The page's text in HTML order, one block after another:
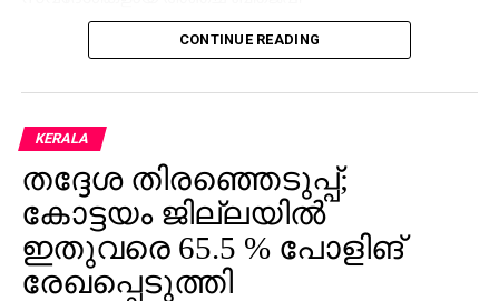
പ്രവര്‍ത്തകരെയാണ് പാലക്കാട് ടൗണ്‍ നോര്‍ത്ത്
പൊലീസ് കസ്റ്റഡിയിലെടുത്തത്. ഇന്ന് പുലര്‍ച്ചെ 12
സെക്രട്ടറി, കെഎസ്യു പ്രവര്‍ത്തകര്‍ എന്നിവരെ
ആക്രമിച്ചത്.
തദ്ദേശ തെരഞ്ഞെടുപ്പില്‍ രണ്ടാംഘട്ട വോട്ടെടുപ്പ്
നടക്കുന്നതിനിടെയാണ് ആക്രമണം. ഇന്ന് തൃശൂര്‍,
പാലക്കാട്, മലപ്പുറം, കോഴിക്കോട്, വയനാട്, കണ്ണൂര്‍,
കാസര്‍കോട് ജില്ലകളിലാണ് വോട്ടെടുപ്പ് നടക്കുന്നത്.
CONTINUE READING
KERALA
തദ്ദേശ തിരഞ്ഞെടുപ്പ്;
കോട്ടയം ജില്ലയില്‍
ഇതുവരെ 65.5 % പോളിങ്
രേഖപ്പെടുത്തി